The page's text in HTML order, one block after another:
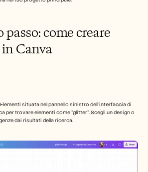
passo: come creare
Canva
situata nel pannello sinistro dell'interfaccia di
per trovare elementi come "glitter". Scegli un design o
dai risultati della ricerca.